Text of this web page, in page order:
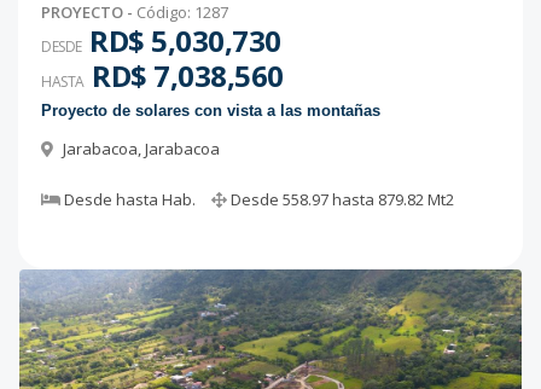
PROYECTO - Código: 1287
DESDE RD$ 5,030,730
HASTA RD$ 7,038,560
Proyecto de solares con vista a las montañas
Jarabacoa,Jarabacoa
Desde hasta Hab. Desde 558.97hasta 879.82Mt2